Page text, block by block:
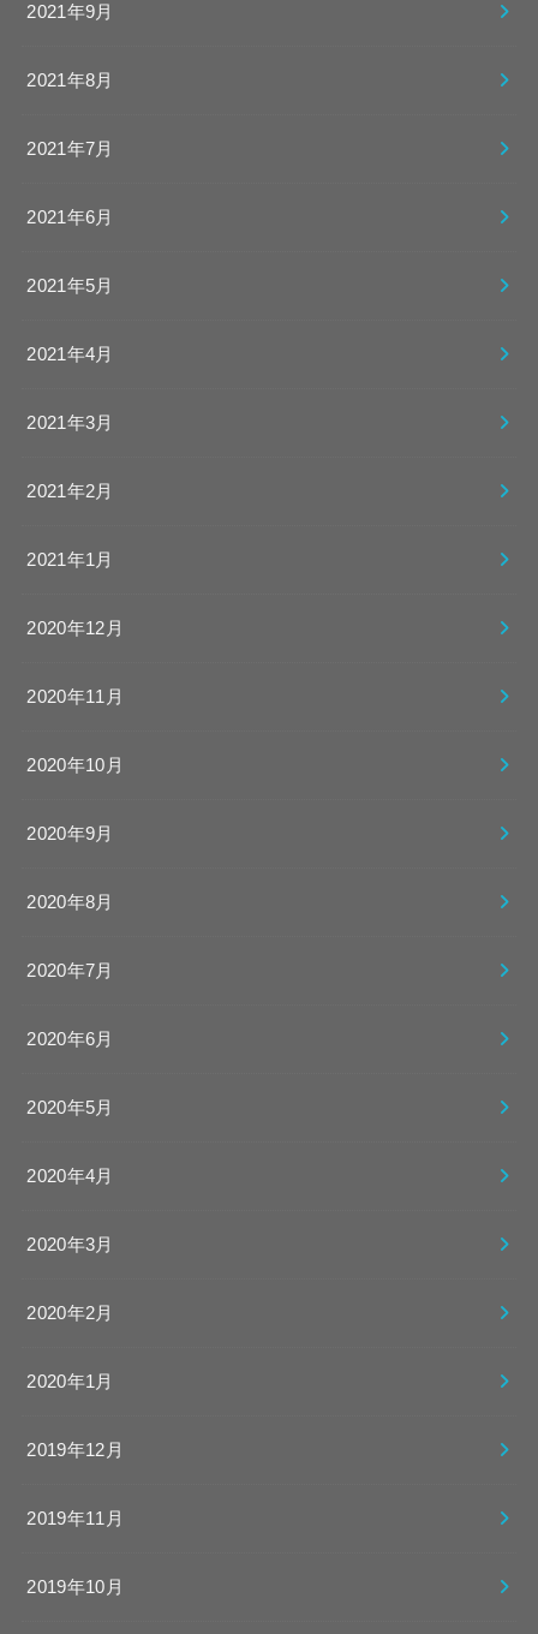
2021年9月
2021年8月
2021年7月
2021年6月
2021年5月
2021年4月
2021年3月
2021年2月
2021年1月
2020年12月
2020年11月
2020年10月
2020年9月
2020年8月
2020年7月
2020年6月
2020年5月
2020年4月
2020年3月
2020年2月
2020年1月
2019年12月
2019年11月
2019年10月